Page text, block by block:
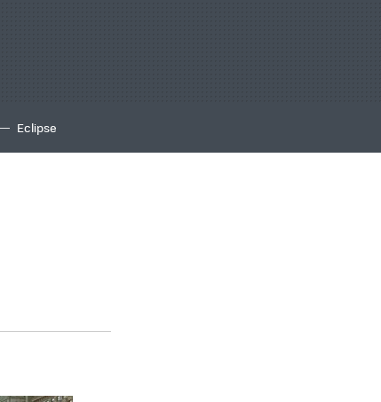
Eclipse